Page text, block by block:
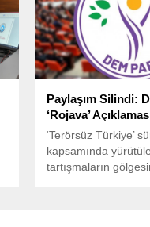
Paylaşım Silindi:
‘Rojava’
‘Terörsüz Türkiye’
kapsamında
tartışmaların